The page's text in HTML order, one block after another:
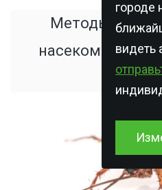
городе
видеть
Методы и
насекомыми: